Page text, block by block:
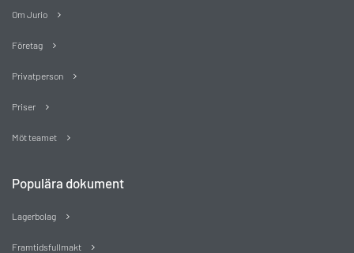
Om Jurio
Företag
Privatperson
Priser
Möt teamet
Populära dokument
Lagerbolag
Framtidsfullmakt